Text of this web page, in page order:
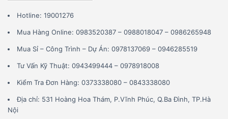
Hotline: 19001276
Mua Hàng Online: 0983520387 – 0988018047 – 0986265948
Mua Sỉ – Công Trình – Dự Án: 0978137069 – 0946285519
Tư Vấn Kỹ Thuật: 0943499444 – 0978918008
Kiểm Tra Đơn Hàng: 0373338080 – 0843338080
Địa chỉ: 531 Hoàng Hoa Thám, P.Vĩnh Phúc, Q.Ba Đình, TP.Hà
Nội